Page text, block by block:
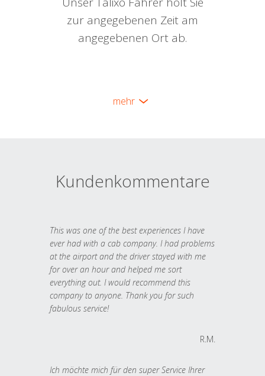
zur angegebenen Zeit am
angegebenen Ort ab.
mehr
Kundenkommentare
This was one of the best experiences I have
ever had with a cab company. I had problems
at the airport and the driver stayed with me
for over an hour and helped me sort
everything out. I would recommend this
company to anyone. Thank you for such
fabulous service!
R.M.
Ich möchte mich für den super Service Ihrer